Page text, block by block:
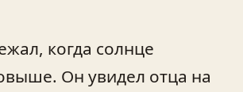
когда солнце
Он увидел отца на